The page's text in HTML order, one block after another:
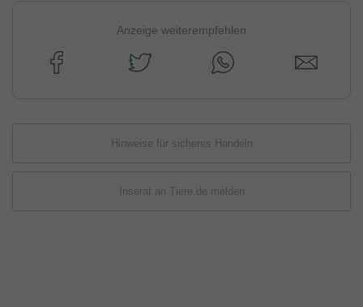
Anzeige weiterempfehlen
Hinweise für sicheres Handeln
Inserat an Tiere.de melden